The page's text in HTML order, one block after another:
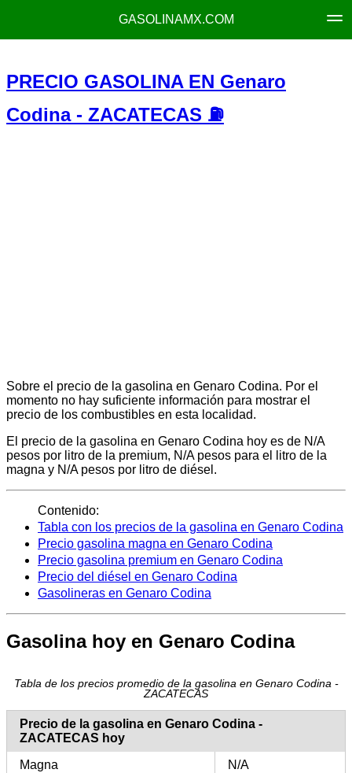
GASOLINAMX.COM
PRECIO GASOLINA EN Genaro
Codina - ZACATECAS ⛽
Sobre el precio de la gasolina en Genaro Codina. Por el
momento no hay suficiente información para mostrar el
precio de los combustibles en esta localidad.
El precio de la gasolina en Genaro Codina hoy es de N/A
pesos por litro de la premium, N/A pesos para el litro de la
magna y N/A pesos por litro de diésel.
Contenido:
Tabla con los precios de la gasolina en Genaro Codina
Precio gasolina magna en Genaro Codina
Precio gasolina premium en Genaro Codina
Precio del diésel en Genaro Codina
Gasolineras en Genaro Codina
Gasolina hoy en Genaro Codina
Tabla de los precios promedio de la gasolina en Genaro Codina -
ZACATECAS
Precio de la gasolina en Genaro Codina -
ZACATECAS hoy
Magna
N/A